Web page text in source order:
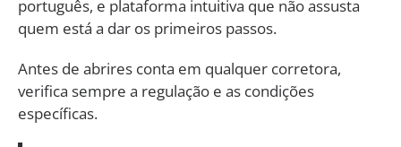
português, e plataforma intuitiva que não assusta
quem está a dar os primeiros passos.
Antes de abrires conta em qualquer corretora,
verifica sempre a regulação e as condições
específicas.